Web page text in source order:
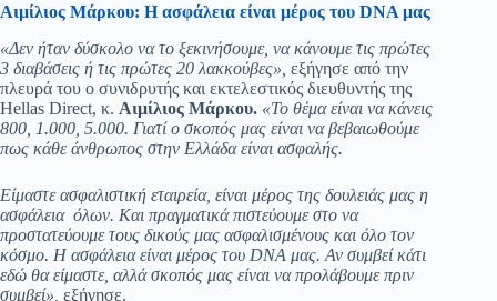
Αιμίλιος Μάρκου: Η ασφάλεια είναι μέρος του DNA μας
«Δεν ήταν δύσκολο να το ξεκινήσουμε, να κάνουμε τις πρώτες
3 διαβάσεις ή τις πρώτες 20 λακκούβες», εξήγησε από την
πλευρά του ο συνιδρυτής και εκτελεστικός διευθυντής της
Hellas Direct, κ. Αιμίλιος Μάρκου. «Το θέμα είναι να κάνεις
800, 1.000, 5.000. Γιατί ο σκοπός μας είναι να βεβαιωθούμε
πως κάθε άνθρωπος στην Ελλάδα είναι ασφαλής.
Είμαστε ασφαλιστική εταιρεία, είναι μέρος της δουλειάς μας η
ασφάλεια όλων. Και πραγματικά πιστεύουμε στο να
προστατεύουμε τους δικούς μας ασφαλισμένους και όλο τον
κόσμο. Η ασφάλεια είναι μέρος του DNA μας. Αν συμβεί κάτι
εδώ θα είμαστε, αλλά σκοπός μας είναι να προλάβουμε πριν
συμβεί», εξήγησε.